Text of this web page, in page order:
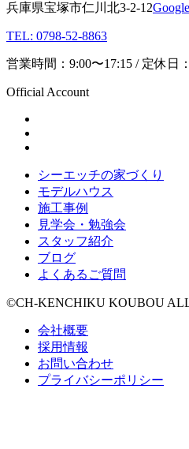
兵庫県宝塚市仁川北3-2-12
TEL: 0798-52-8863
営業時間：9:00〜17:15 / 定休日
Official Account
シーエッチの家づくり
モデルハウス
施工事例
見学会・勉強会
スタッフ紹介
ブログ
よくあるご質問
©CH-KENCHIKU KOUBOU
会社概要
採用情報
お問い合わせ
プライバシーポリシー